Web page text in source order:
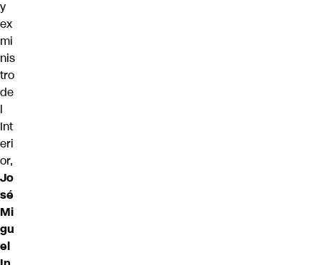
y
ex
mi
nis
tro
de
l
Int
eri
or,
Jo
sé
Mi
gu
el